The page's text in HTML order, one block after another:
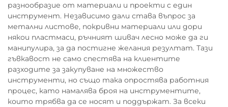
разнообразие от материали и проекти с един
инструмент. Независимо дали става въпрос за
метални листове, покривни материали или дори
някои пластмаси, ръчният шивач лесно може да ги
манипулира, за да постигне желания резултат. Тази
гъвкавост не само спестява на клиентите
разходите за закупуване на множество
инструменти, но също така опростява работния
процес, като намалява броя на инструментите,
които трябва да се носят и поддържат. За всеки